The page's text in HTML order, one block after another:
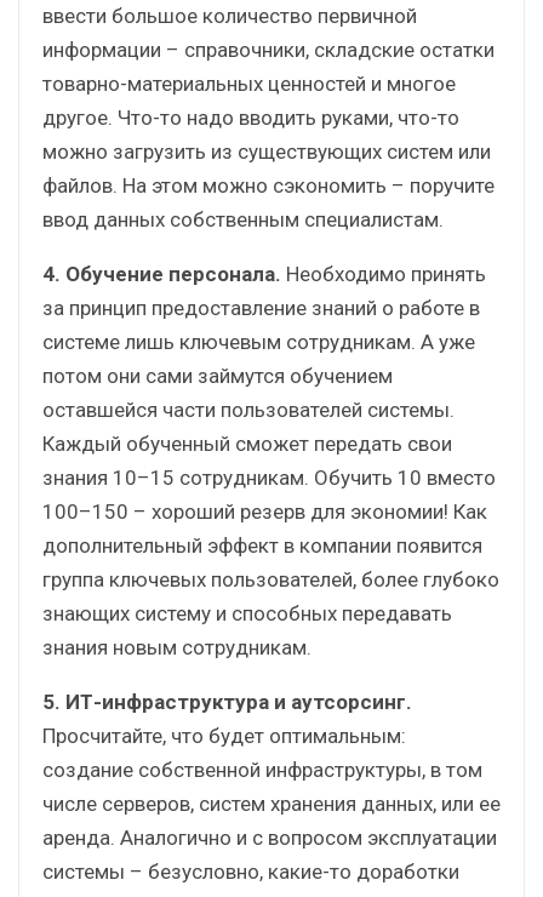
ввести большое количество первичной
информации – справочники, складские остатки
товарно-материальных ценностей и многое
другое. Что-то надо вводить руками, что-то
можно загрузить из существующих систем или
файлов. На этом можно сэкономить – поручите
ввод данных собственным специалистам.
4. Обучение персонала. Необходимо принять
за принцип предоставление знаний о работе в
системе лишь ключевым сотрудникам. А уже
потом они сами займутся обучением
оставшейся части пользователей системы.
Каждый обученный сможет передать свои
знания 10–15 сотрудникам. Обучить 10 вместо
100–150 – хороший резерв для экономии! Как
дополнительный эффект в компании появится
группа ключевых пользователей, более глубоко
знающих систему и способных передавать
знания новым сотрудникам.
5. ИТ-инфраструктура и аутсорсинг.
Просчитайте, что будет оптимальным:
создание собственной инфраструктуры, в том
числе серверов, систем хранения данных, или ее
аренда. Аналогично и с вопросом эксплуатации
системы – безусловно, какие-то доработки